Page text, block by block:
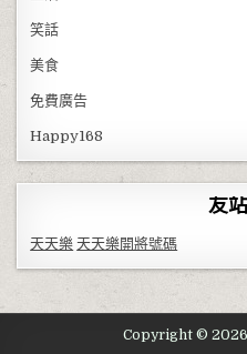
笑話
美食
免費廣告
Happy168
友
天天樂 天天樂開將號碼
Copyright © 2026